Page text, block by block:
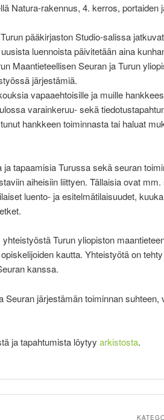
Natura-rakennus, 4. kerros, portaiden
pääkirjaston Studio-salissa
luennoista päivitetään aina
Maantieteellisen Seuran ja Turun
järjestämiä.
vapaaehtoisille ja muille
varainkeruu- sekä
hankkeen toiminnasta tai haluat
tapaamisia Turussa sekä seuran
aiheisiin liittyen. Tällaisia ovat mm.
luento- ja esitelmätilaisuudet,
Turun yliopiston
kautta. Yhteistyötä on
kanssa.
Seuran järjestämän toiminnan suhteen,
ja tapahtumista löytyy arkistosta.